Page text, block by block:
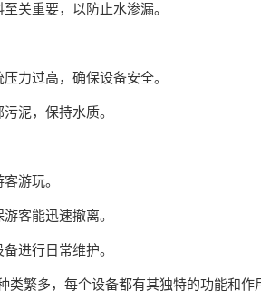
关重要，以防止水渗漏。
力过高，确保设备安全。
泥，保持水质。
游玩。
客能迅速撤离。
进行日常维护。
类繁多，每个设备都有其独特的功能和